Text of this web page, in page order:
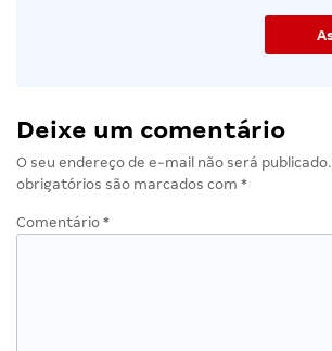
Deixe um comentário
O seu endereço de e-mail não será publicado.
obrigatórios são marcados com *
Comentário *